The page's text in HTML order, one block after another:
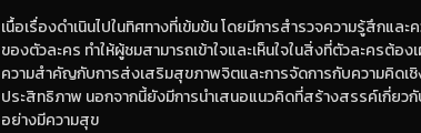
เนื้อเรื่องดำเนินไปในทิศทางที่เข้มข้น โดยมีการสำรวจความรู้สึกแล
ของตัวละคร ทำให้ผู้ชมสามารถเข้าใจและเห็นใจในสิ่งที่ตัวละครต้อ
ความสำคัญกับการส่งเสริมสุขภาพจิตและการจัดการกับความคิดเ
ประสิทธิภาพ นอกจากนี้ยังมีการนำเสนอแนวคิดที่สร้างสรรค์เกี่ยวกั
อย่างมีความสุข